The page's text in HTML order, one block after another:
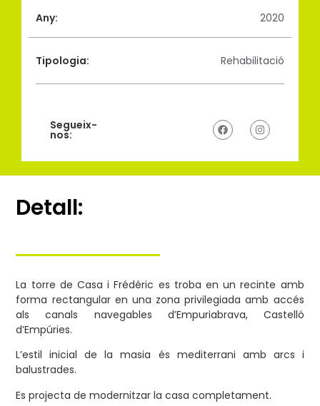
Any: 2020
Tipologia: Rehabilitació
Segueix-
nos:
Detall:
La torre de Casa i Frédéric es troba en un recinte amb
forma rectangular en una zona privilegiada amb accés
als canals navegables d’Empuriabrava, Castelló
d’Empúries.
L’estil inicial de la masia és mediterrani amb arcs i
balustrades.
Es projecta de modernitzar la casa completament.